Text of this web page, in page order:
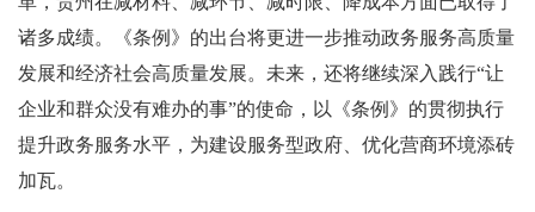
诸多成绩。《条例》的出台将更进一步推动政务服务高质量
发展和经济社会高质量发展。未来，还将继续深入践行“让
企业和群众没有难办的事”的使命，以《条例》的贯彻执行
提升政务服务水平，为建设服务型政府、优化营商环境添砖
加瓦。